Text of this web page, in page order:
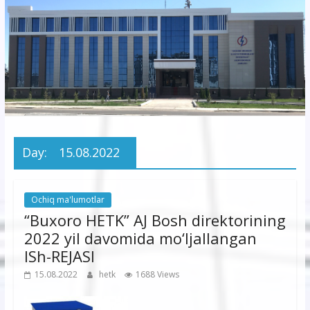
korxonasi”
AJ
“Buxoro
hududiy
korxonasi”
Day: 15.08.2022
Ochiq ma'lumotlar
“Buxoro HETK” AJ Bosh direktorining
2022 yil davomida mo‘ljallangan
ISh-REJASI
15.08.2022 hetk 1688 Views